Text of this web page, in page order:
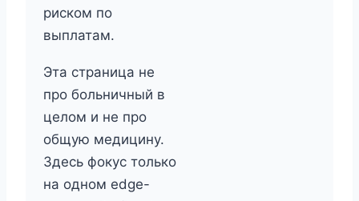
риском по
выплатам.
Эта страница не
про больничный в
целом и не про
общую медицину.
Здесь фокус только
на одном edge-